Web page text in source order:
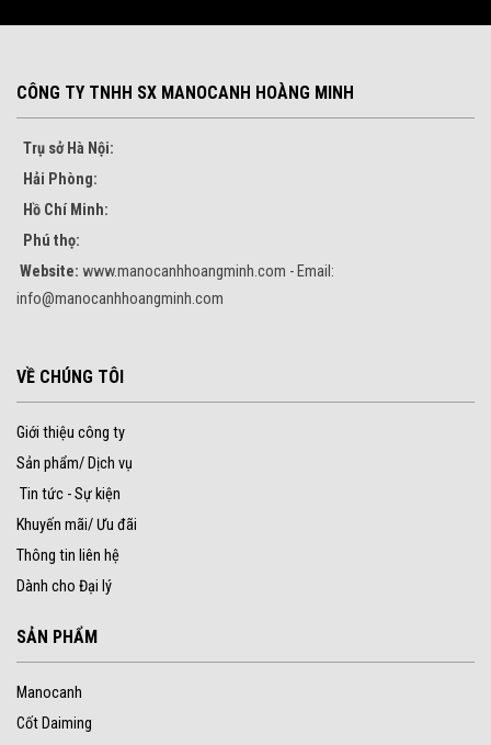
CÔNG TY TNHH SX MANOCANH HOÀNG MINH
Trụ sở Hà Nội:
Hải Phòng:
Hồ Chí Minh:
Phú thọ:
Website: www.manocanhhoangminh.com - Email:
info@manocanhhoangminh.com
VỀ CHÚNG TÔI
Giới thiệu công ty
Sản phẩm/ Dịch vụ
Tin tức - Sự kiện
Khuyến mãi/ Ưu đãi
Thông tin liên hệ
Dành cho Đại lý
SẢN PHẨM
Manocanh
Cốt Daiming